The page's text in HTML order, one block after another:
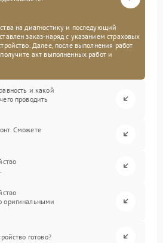
на диагностику и последующий
заказ-наряд с указанием страховых
Далее, после выполнения работ
акт выполненных работ и
и какой
проводить
Сможете
оригинальными
готово?